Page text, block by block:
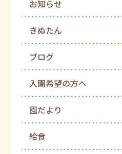
お知らせ
きぬたん
ブログ
入園希望の方へ
園だより
給食